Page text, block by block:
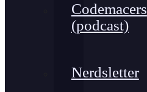
Codemacers
(podcast)
Nerdsletter